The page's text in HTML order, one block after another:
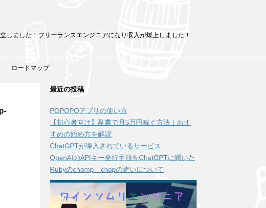
ました！フリーランスエンジニアになり収入が爆上しました！
ロードマップ
最近の投稿
POPOPOアプリの使い方
【初心者向け】副業で月5万円稼ぐ方法｜おす
すめの始め方を解説
ChatGPTが導入されているサービス
OpenAIのAPIキー発行手順をChatGPTに聞いた
Rubyのchomp、chopの違いについて